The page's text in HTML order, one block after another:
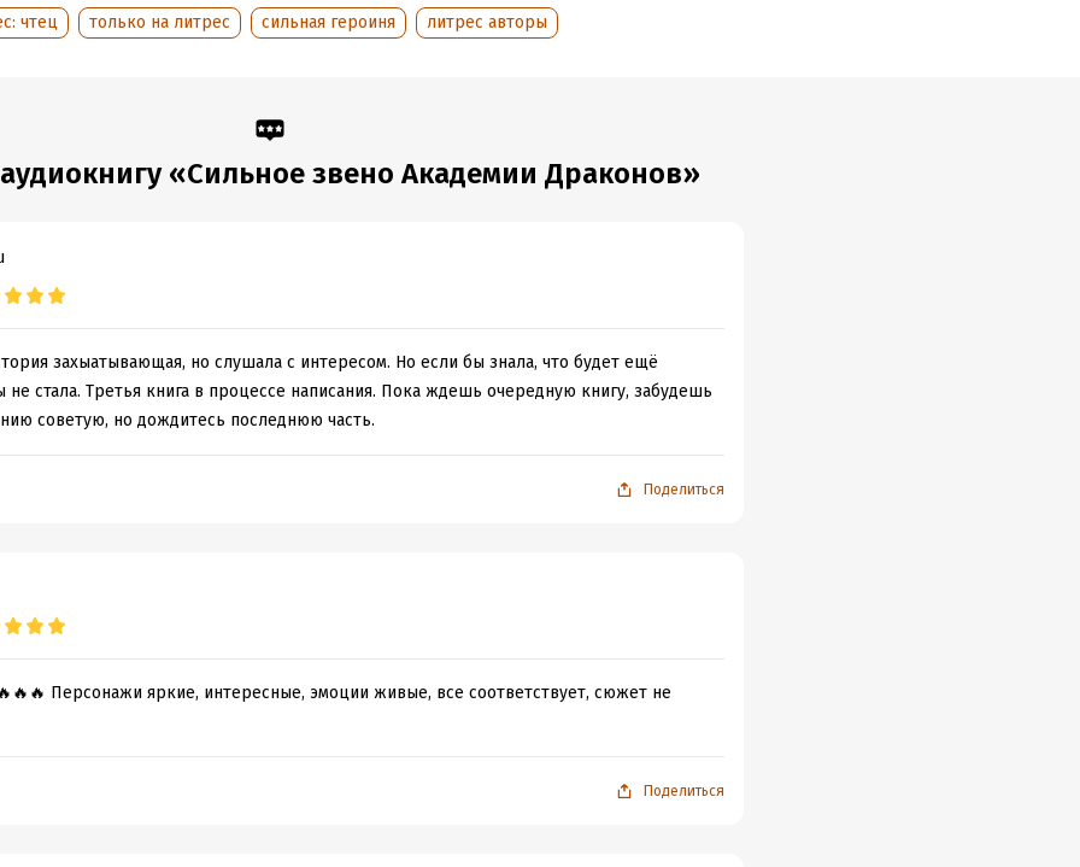
чтец
только на литрес сильная героиня литрес авторы
«Сильное звено Академии Драконов»
захыатывающая, но слушала с интересом. Но если бы знала, что будет ещё
не стала. Третья книга в процессе написания. Пока ждешь очередную книгу, забудешь
советую, но дождитесь последнюю часть.
Поделиться
Персонажи яркие, интересные, эмоции живые, все соответствует, сюжет не
Поделиться